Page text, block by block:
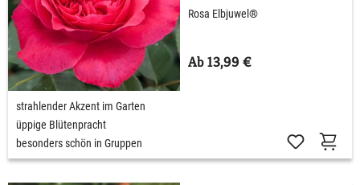
Rosa Elbjuwel®
Ab 13,99 €
strahlender Akzent im Garten
üppige Blütenpracht
besonders schön in Gruppen